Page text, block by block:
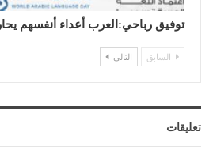
توفيق رباحي:العرب أعداء أنفسهم
السابق التالي
تعليقات